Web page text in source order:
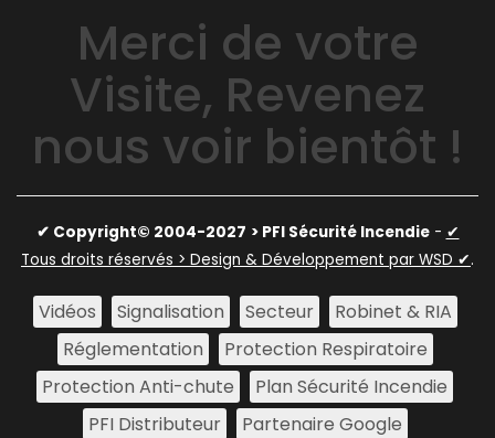
Merci de votre
Visite, Revenez
nous voir bientôt !
✔ Copyright© 2004-2027 > PFI Sécurité Incendie- ✔
Tous droits réservés > Design & Développement par WSD ✔.
Vidéos Signalisation Secteur
Robinet & RIA
Réglementation
Protection Respiratoire
Protection Anti-chute
Plan Sécurité Incendie
PFI Distributeur
Partenaire Google